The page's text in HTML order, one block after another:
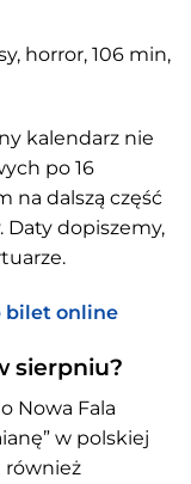
horror, 106 min,
kalendarz nie
po 16
na dalszą część
Daty dopiszemy,
bilet online
sierpniu?
Nowa Fala
w polskiej
również